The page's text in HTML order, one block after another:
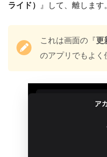
ライド）
』して、離します
これは画面の『更
のアプリでもよく